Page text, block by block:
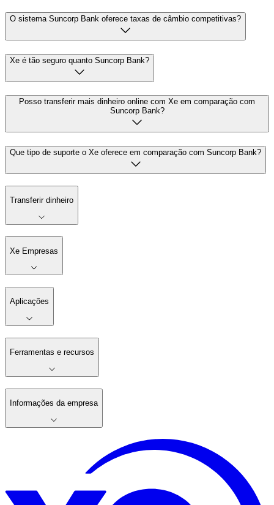
O sistema Suncorp Bank oferece taxas de câmbio competitivas?
Xe é tão seguro quanto Suncorp Bank?
Posso transferir mais dinheiro online com Xe em comparação com
Suncorp Bank?
Que tipo de suporte o Xe oferece em comparação com Suncorp Bank?
Transferir dinheiro
Xe Empresas
Aplicações
Ferramentas e recursos
Informações da empresa